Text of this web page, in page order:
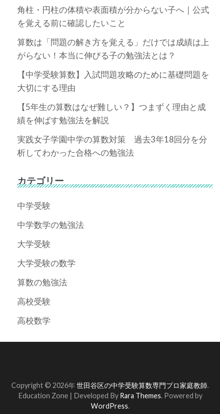
角柱・円柱の体積や表面積が分からない子へ｜公式
を覚える前に確認したいこと
算数は「問題の解き方を覚える」だけでは成績は上
がらない！本当に伸びる子の勉強法とは？
【中学受験算数】入試問題攻略のために基礎問題を
大切にする理由
【5年生の算数はなぜ難しい？】つまずく理由と成
績を伸ばす勉強法を解説
実践女子学園中学の算数対策 過去3年18回分を分
析してわかった合格への勉強法
カテゴリー
中学受験
中学数学の勉強法
大学受験
大学受験の数学
算数の勉強法
高校受験
高校数学
Copyright © 2026年世田谷区の中学受験算数専門プロ家庭教師.
Education Zone | Developed By Rara Themes. Powered by
WordPress.